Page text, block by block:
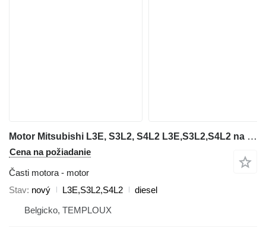
Motor Mitsubishi L3E, S3L2, S4L2 L3E,S3L2,S4L2 na minirýpadla Volvo EC15, EC25, EC35, EC45
Cena na požiadanie
Časti motora - motor
Stav nový L3E,S3L2,S4L2
diesel
Belgicko, TEMPLOUX